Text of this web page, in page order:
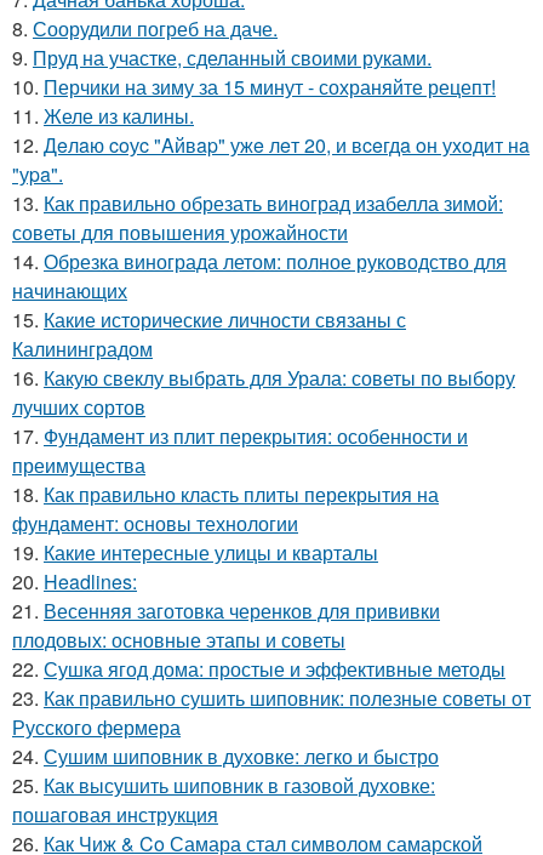
8. Соорудили погреб на даче.
9. Пруд на участке, сделанный своими руками.
10. Перчики на зиму за 15 минут - сохраняйте рецепт!
11. Желе из калины.
12. Дeлaю coуc "Aйвap" ужe лeт 20, и вceгдa oн уxoдит нa
"уpa".
13. Как правильно обрезать виноград изабелла зимой:
советы для повышения урожайности
14. Обрезка винограда летом: полное руководство для
начинающих
15. Какие исторические личности связаны с
Калининградом
16. Какую свеклу выбрать для Урала: советы по выбору
лучших сортов
17. Фундамент из плит перекрытия: особенности и
преимущества
18. Как правильно класть плиты перекрытия на
фундамент: основы технологии
19. Какие интересные улицы и кварталы
20. Headlines:
21. Весенняя заготовка черенков для прививки
плодовых: основные этапы и советы
22. Сушка ягод дома: простые и эффективные методы
23. Как правильно сушить шиповник: полезные советы от
Русского фермера
24. Сушим шиповник в духовке: легко и быстро
25. Как высушить шиповник в газовой духовке:
пошаговая инструкция
26. Как Чиж & Co Самара стал символом самарской